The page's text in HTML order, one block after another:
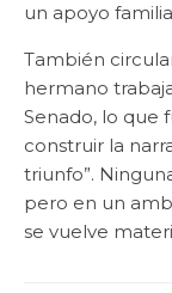
un apoyo
También
hermano
Senado, lo que
construir la
triunfo”.
pero en un
se vuelve